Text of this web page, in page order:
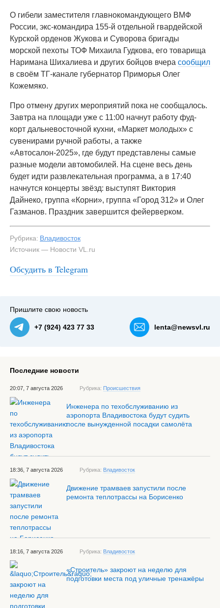
О гибели заместителя главнокомандующего ВМФ
России, экс-командира 155-й отдельной гвардейской
Курской орденов Жукова и Суворова бригады
морской пехоты ТОФ Михаила Гудкова, его товарища
Наримана Шихалиева и других бойцов вчера сообщил
в своём ТГ-канале губернатор Приморья Олег
Кожемяко.
Про отмену других мероприятий пока не сообщалось.
Завтра на площади уже с 11:00 начнут работу фуд-
корт дальневосточной кухни, «Маркет молодых» с
сувенирами ручной работы, а также
«Автосалон-2025», где будут представлены самые
разные модели автомобилей. На сцене весь день
будет идти развлекательная программа, а в 17:40
начнутся концерты звёзд: выступят Виктория
Дайнеко, группа «Корни», группа «Город 312» и Олег
Газманов. Праздник завершится фейерверком.
Рубрика: Владивосток
Источник — Новости VL.ru
Обсудить в Telegram
Пришлите свою новость
+7 (924) 423 77 33 lenta@newsvl.ru
Последние новости
20:07, 7 августа 2026 Рубрика: Происшествия
Инженера по техобслуживанию из
аэропорта Владивостока будут судить
после вынужденной посадки самолёта
18:36, 7 августа 2026 Рубрика: Владивосток
Движение трамваев запустили после
ремонта теплотрассы на Борисенко
18:16, 7 августа 2026 Рубрика: Владивосток
«Строитель» закроют на неделю для
подготовки места под уличные тренажёры